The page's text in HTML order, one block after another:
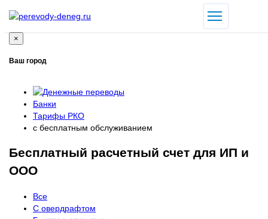
×
Ваш город
Банки
Тарифы РКО
с бесплатным обслуживанием
Бесплатный расчетный счет для ИП и
ООО
Все
С овердрафтом